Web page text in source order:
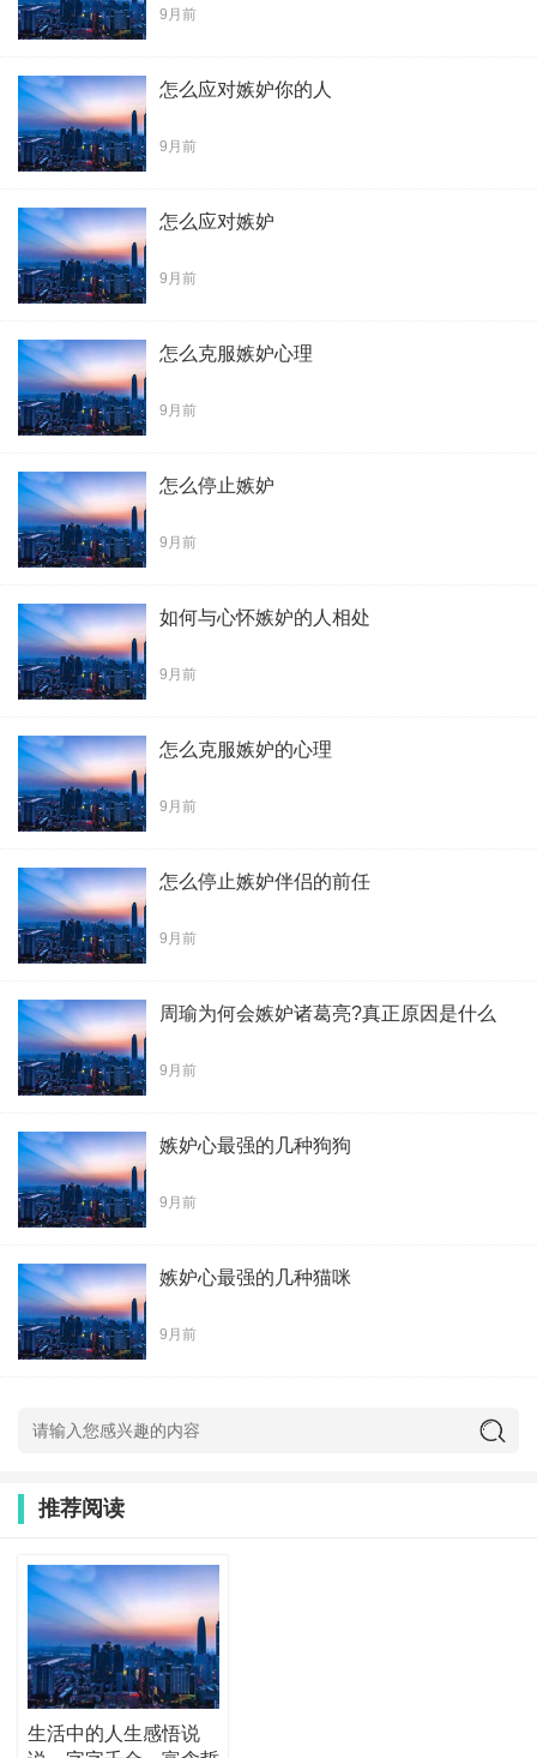
9月前
怎么应对嫉妒你的人
9月前
怎么应对嫉妒
9月前
怎么克服嫉妒心理
9月前
怎么停止嫉妒
9月前
如何与心怀嫉妒的人相处
9月前
怎么克服嫉妒的心理
9月前
怎么停止嫉妒伴侣的前任
9月前
周瑜为何会嫉妒诸葛亮?真正原因是什么
9月前
嫉妒心最强的几种狗狗
9月前
嫉妒心最强的几种猫咪
9月前
推荐阅读
生活中的人生感悟说